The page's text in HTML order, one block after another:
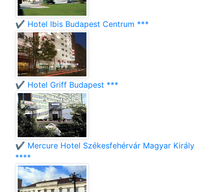
✔️ Hotel Ibis Budapest Centrum ***
✔️ Hotel Griff Budapest ***
✔️ Mercure Hotel Székesfehérvár Magyar Király
****